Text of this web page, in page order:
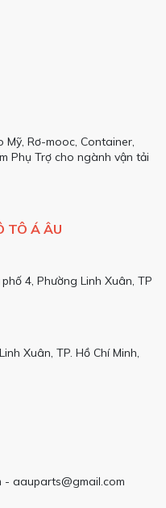
Rơ-mooc, Container,
Phụ Trợ cho ngành vận tải
TÔ Á ÂU
4, Phường Linh Xuân, TP
Xuân, TP. Hồ Chí Minh,
aauparts@gmail.com